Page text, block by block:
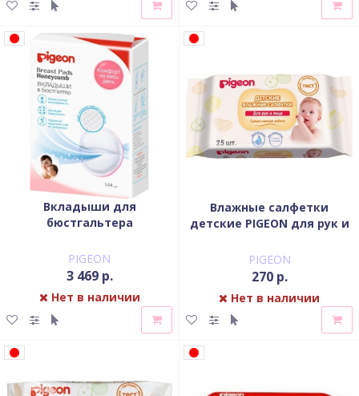
Вкладыши для
бюстгальтера
упаковка 144 шт
PIGEON
3 469 р.
Нет в наличии
Влажные салфетки
детские PIGEON для рук и
25 шт
PIGEON
270 р.
Нет в наличии